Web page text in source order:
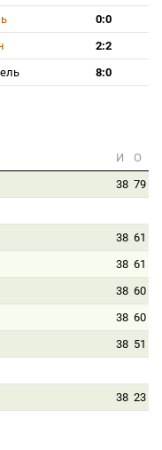
0:0
2:2
8:0
И
О
38 79
38 61
38 61
38 60
38 60
38 51
38 23